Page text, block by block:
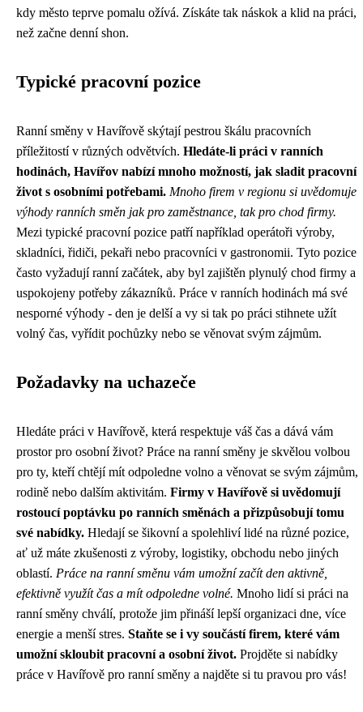
kdy město teprve pomalu ožívá. Získáte tak náskok a klid na práci,
než začne denní shon.
Typické pracovní pozice
Ranní směny v Havířově skýtají pestrou škálu pracovních
příležitostí v různých odvětvích. Hledáte-li práci v ranních
hodinách, Havířov nabízí mnoho možností, jak sladit pracovní
život s osobními potřebami. Mnoho firem v regionu si uvědomuje
výhody ranních směn jak pro zaměstnance, tak pro chod firmy.
Mezi typické pracovní pozice patří například operátoři výroby,
skladníci, řidiči, pekaři nebo pracovníci v gastronomii. Tyto pozice
často vyžadují ranní začátek, aby byl zajištěn plynulý chod firmy a
uspokojeny potřeby zákazníků. Práce v ranních hodinách má své
nesporné výhody - den je delší a vy si tak po práci stihnete užít
volný čas, vyřídit pochůzky nebo se věnovat svým zájmům.
Požadavky na uchazeče
Hledáte práci v Havířově, která respektuje váš čas a dává vám
prostor pro osobní život? Práce na ranní směny je skvělou volbou
pro ty, kteří chtějí mít odpoledne volno a věnovat se svým zájmům,
rodině nebo dalším aktivitám. Firmy v Havířově si uvědomují
rostoucí poptávku po ranních směnách a přizpůsobují tomu
své nabídky. Hledají se šikovní a spolehliví lidé na různé pozice,
ať už máte zkušenosti z výroby, logistiky, obchodu nebo jiných
oblastí. Práce na ranní směnu vám umožní začít den aktivně,
efektivně využít čas a mít odpoledne volné. Mnoho lidí si práci na
ranní směny chválí, protože jim přináší lepší organizaci dne, více
energie a menší stres. Staňte se i vy součástí firem, které vám
umožní skloubit pracovní a osobní život. Projděte si nabídky
práce v Havířově pro ranní směny a najděte si tu pravou pro vás!